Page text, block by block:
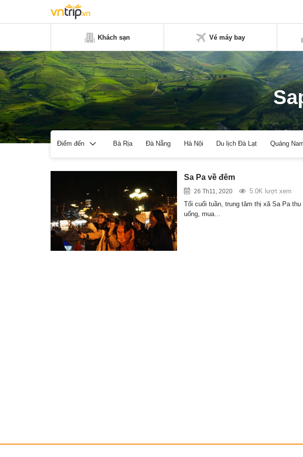
Khách sạn Vé máy bay
Điểm đến Bà Rịa Đà Nẵng Hà Nội Du lịch Đà Lạt Quảng
Sa Pa về đêm
26 Th11, 2020
5.0K lượt xem
Tối cuối tuần, trung tâm thị xã Sa Pa
uống, mua…